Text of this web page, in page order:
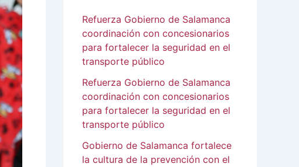
Refuerza Gobierno de Salamanca
coordinación con concesionarios
para fortalecer la seguridad en el
transporte público
Refuerza Gobierno de Salamanca
coordinación con concesionarios
para fortalecer la seguridad en el
transporte público
Gobierno de Salamanca fortalece
la cultura de la prevención con el